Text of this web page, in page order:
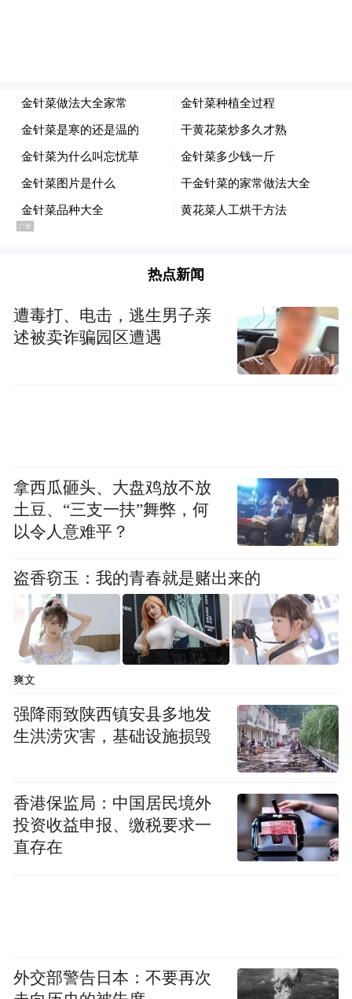
总股本的比重较小，股权拍卖料将不会导致
该公司的实控人及主要股东发生变化。
根据国新证券年报及评估表，前五大股东持
股数量合计为52.79亿股，占总股本的比例为
90.38%，其中第一大股东国新资本持股比例
万股，位列第六大股东。并且，今年2月份，
64.07亿股。
当前悬在国新证券头上的“达摩克里斯之剑”
诈发行、定期报告信息披露违法违规等，拟
对上市公司罚款2.39亿元，对3名责任人员合
计罚款1800万元，并对相关人员采取5年证券
市场禁入措施。元道通信当前已被依法启动
退市程序。
元道通信于2022年7月在创业板上市，这意味
着该公司在上市前夕及上市首年就财务造
假。而国新证券前身华融证券为元道通信的
保荐机构和主承销商，在该项目中斩获
华融证券为原中国华融子公司，于2022年1月
以109.3亿元转让给国新资本。同年6月，证
监会批复国新资本正式成为华融证券股东，8
上市之时，华融证券已加入中国国新麾下。
热点新闻
遭毒打、电击，逃生男子亲
述被卖诈骗园区遭遇
拿西瓜砸头、大盘鸡放不放
土豆、“三支一扶”舞弊，何
以令人意难平？
盗香窃玉：我的青春就是赌出来的
爽文
强降雨致陕西镇安县多地发
生洪涝灾害，基础设施损毁
香港保监局：中国居民境外
投资收益申报、缴税要求一
直存在
外交部警告日本：不要再次